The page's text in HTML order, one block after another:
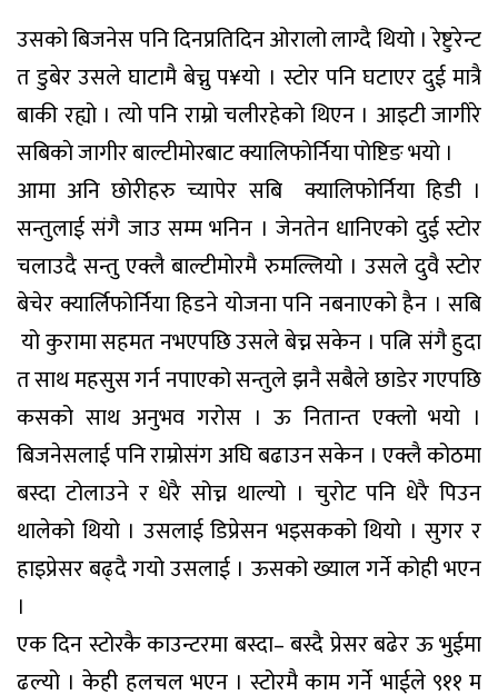
उसको बिजनेस पनि दिनप्रतिदिन ओरालो लाग्दै थियो । रेष्टुरेन्ट
त डुबेर उसले घाटामै बेच्नु प¥यो । स्टोर पनि घटाएर दुई मात्रै
बाकी रह्यो । त्यो पनि राम्रो चलीरहेको थिएन । आइटी जागीरे
सबिकाे जागीर बाल्टीमोरबाट क्यालिफोर्निया पोष्टिङ भयो ।
आमा अनि छोरीहरु च्यापेर सबि क्यालिफोर्निया हिडी ।
सन्तुलाई संगै जाउ सम्म भनिन । जेनतेन धानिएको दुई स्टोर
चलाउदै सन्तु एक्लै बाल्टीमोरमै रुमल्लियो । उसले दुवै स्टोर
बेचेर क्यार्लिफोर्निया हिडने योजना पनि नबनाएको हैन । सबि
यो कुरामा सहमत नभएपछि उसले बेच्न सकेन । पत्नि संगै हुदा
त साथ महसुस गर्न नपाएको सन्तुले झनै सबैले छाडेर गएपछि
कसको साथ अनुभव गरोस । ऊ नितान्त एक्लो भयो ।
बिजनेसलाई पनि राम्रोसंग अघि बढाउन सकेन । एक्लै कोठमा
बस्दा टोलाउने र धेरै सोच्न थाल्यो । चुरोट पनि धेरै पिउन
थालेको थियो । उसलाई डिप्रेसन भइसकको थियो । सुगर र
हाइप्रेसर बढ्दै गयो उसलाई । ऊसको ख्याल गर्ने कोही भएन
।
एक दिन स्टोरकै काउन्टरमा बस्दा– बस्दै प्रेसर बढेर ऊ भुईमा
ढल्यो । केही हलचल भएन । स्टोरमै काम गर्ने भाईले ९११ म